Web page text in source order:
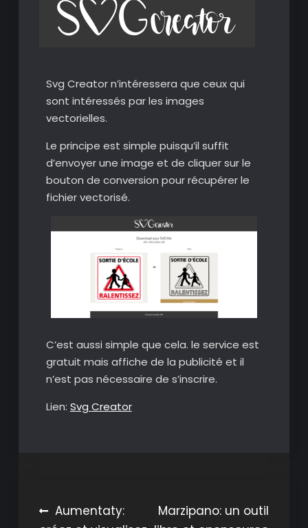
Svg Creator n’intéressera que ceux qui
sont intéressés par les images
vectorielles.
Le principe est simple puisqu’il suffit
d’envoyer une image et de cliquer sur le
bouton de conversion pour récupérer le
fichier vectorisé.
C’est aussi simple que cela. le service est
gratuit mais affiche de la publicité et il
n’est pas nécessaire de s’inscrire.
Lien: Svg Creator
Navigation
Aumentaty:
Marzipano: un outil